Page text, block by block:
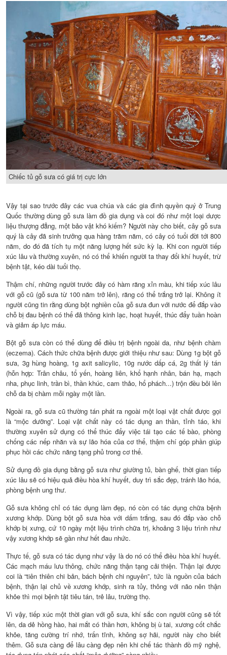
Chiếc tủ gỗ sưa có giá trị cực lớn
Vậy tại sao trước đây các vua chúa và các gia đình quyền quý ở Trung
Quốc thường dùng gỗ sưa làm đồ gia dụng và coi đó như một loại dược
liệu thượng đẳng, một bảo vật khó kiếm? Người này cho biết, cây gỗ sưa
quý là cây đã sinh trưởng qua hàng trăm năm, có cây có tuổi đời tới 800
năm, do đó đã tích tụ một năng lượng hết sức kỳ lạ. Khi con người tiếp
xúc lâu và thường xuyên, nó có thể khiến người ta thay đổi khí huyết, trừ
bệnh tật, kéo dài tuổi thọ.
Thậm chí, những người trước đây có hàm răng xỉn màu, khi tiếp xúc lâu
với gỗ cũ (gỗ sưa từ 100 năm trở lên), răng có thể trắng trở lại. Không ít
người cũng tin rằng dùng bột nghiền của gỗ sưa đun với nước để đắp vào
chỗ bị đau bệnh có thể đả thông kinh lạc, hoạt huyết, thúc đẩy tuần hoàn
và giảm áp lực máu.
Bột gỗ sưa còn có thể dùng để điều trị bệnh ngoài da, như bệnh chàm
(eczema). Cách thức chữa bệnh được giới thiệu như sau: Dùng 1g bột gỗ
sưa, 3g hùng hoàng, 1g axit salicylic, 10g nước dấp cá, 2g thất lý tán
(hỗn hợp: Trân châu, tổ yến, hoàng liên, khổ hạnh nhân, bán hạ, mạch
nha, phục linh, trần bì, thần khúc, cam thảo, hổ phách...) trộn đều bôi lên
chỗ da bị chàm mỗi ngày một lần.
Ngoài ra, gỗ sưa cũ thường tán phát ra ngoài một loại vật chất được gọi
là “mộc dưỡng”. Loại vật chất này có tác dụng an thần, tỉnh táo, khi
thường xuyên sử dụng có thể thúc đẩy việc tái tạo các tế bào, phòng
chống các nếp nhăn và sự lão hóa của cơ thể, thậm chí góp phần giúp
phục hồi các chức năng tạng phủ trong cơ thể.
Sử dụng đồ gia dụng bằng gỗ sưa như giường tủ, bàn ghế, thời gian tiếp
xúc lâu sẽ có hiệu quả điều hòa khí huyết, duy trì sắc đẹp, tránh lão hóa,
phòng bệnh ung thư.
Gỗ sưa không chỉ có tác dụng làm đẹp, nó còn có tác dụng chữa bệnh
xương khớp. Dùng bột gỗ sưa hòa với dấm trắng, sau đó đắp vào chỗ
khớp bị xưng, cứ 10 ngày một liệu trình chữa trị, khoảng 3 liệu trình như
vậy xương khớp sẽ gần như hết đau nhức.
Thực tế, gỗ sưa có tác dụng như vậy là do nó có thể điều hòa khí huyết.
Các mạch máu lưu thông, chức năng thận tạng cải thiện. Thận lại được
coi là “tiên thiên chi bản, bách bệnh chi nguyên”, tức là nguồn của bách
bệnh, thận lại chủ về xương khớp, sinh ra tủy, thông với não nên thận
khỏe thì mọi bệnh tật tiêu tán, trẻ lâu, trường thọ.
Vì vậy, tiếp xúc một thời gian với gỗ sưa, khí sắc con người cũng sẽ tốt
lên, da dẻ hồng hào, hai mắt có thần hơn, không bị ù tai, xương cốt chắc
khỏe, tăng cường trí nhớ, trấn tĩnh, không sợ hãi, người này cho biết
thêm. Gỗ sưa càng để lâu càng đẹp nên khi chế tác thành đồ mỹ nghệ,